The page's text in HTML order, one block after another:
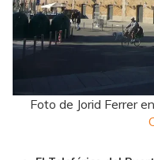
Foto de Jorid Ferrer en